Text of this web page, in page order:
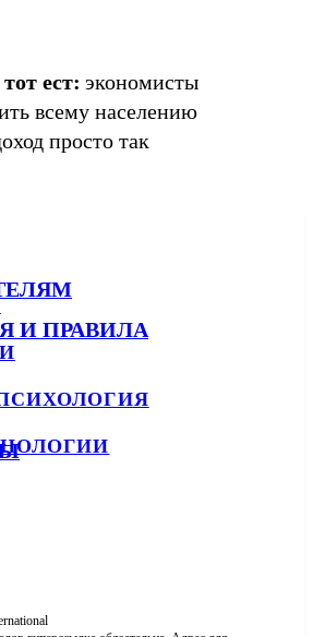
ест: экономисты
всему населению
просто так
И ПРАВИЛА